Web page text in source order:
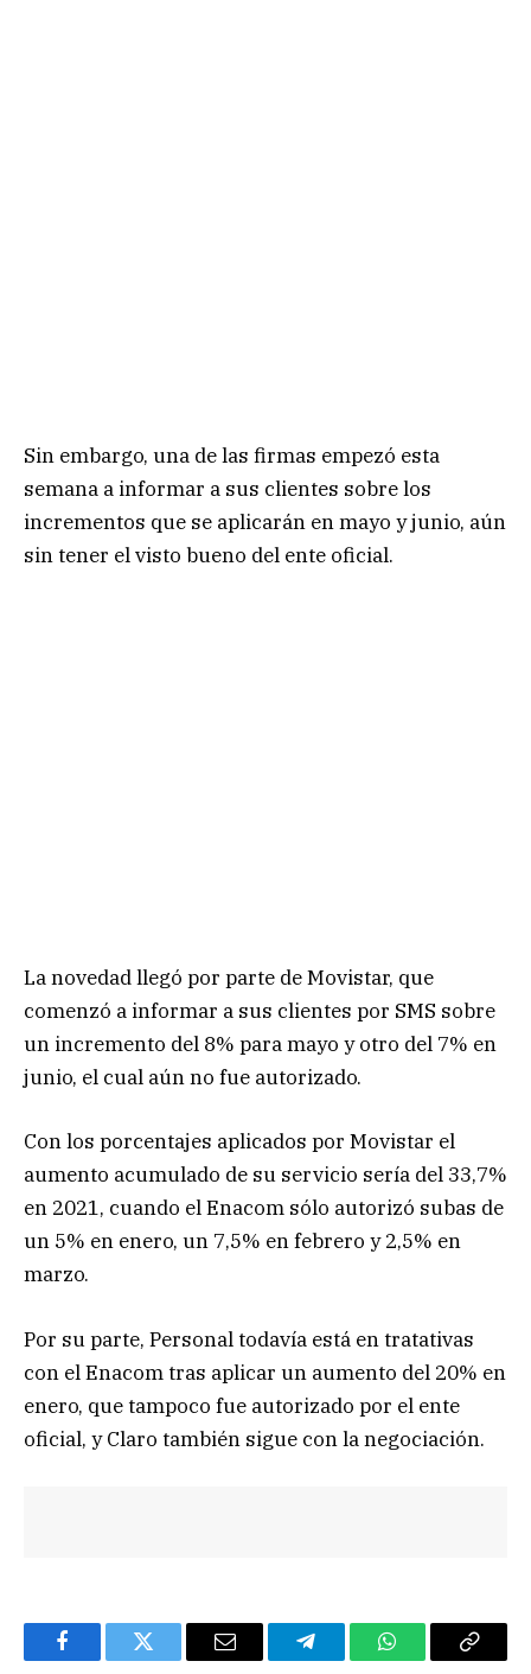
Sin embargo, una de las firmas empezó esta
semana a informar a sus clientes sobre los
incrementos que se aplicarán en mayo y junio, aún
sin tener el visto bueno del ente oficial.
La novedad llegó por parte de Movistar, que
comenzó a informar a sus clientes por SMS sobre
un incremento del 8% para mayo y otro del 7% en
junio, el cual aún no fue autorizado.
Con los porcentajes aplicados por Movistar el
aumento acumulado de su servicio sería del 33,7%
en 2021, cuando el Enacom sólo autorizó subas de
un 5% en enero, un 7,5% en febrero y 2,5% en
marzo.
Por su parte, Personal todavía está en tratativas
con el Enacom tras aplicar un aumento del 20% en
enero, que tampoco fue autorizado por el ente
oficial, y Claro también sigue con la negociación.
FacebookTwitter Email TelegramWhatsAppCopy